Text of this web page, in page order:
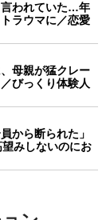
言われていた…年
ラウマに／恋愛
母親が猛クレー
びっくり体験人
から断られた」
みしないのにお